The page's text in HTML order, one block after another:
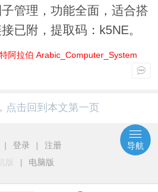
管理，功能全面，适合搭
已附，提取码：k5NE。
阿拉伯 Arabic_Computer_System
点击回到本文第一页
| 登录 |
注册
版
| 电脑版
导航